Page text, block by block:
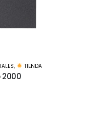
, TIENDA